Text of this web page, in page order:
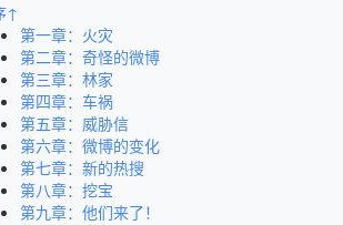
↑
第一章：火灾
第二章：奇怪的微博
第三章：林家
第四章：车祸
第五章：威胁信
第六章：微博的变化
第七章：新的热搜
第八章：挖宝
第九章：他们来了！